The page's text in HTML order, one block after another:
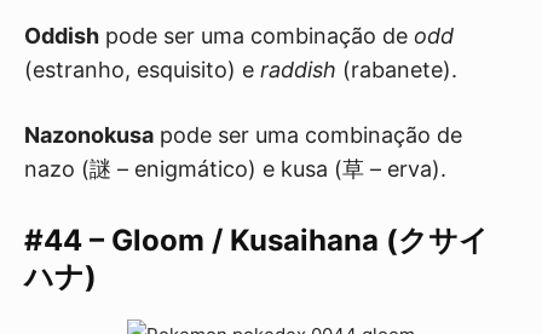
Oddish pode ser uma combinação de odd
(estranho, esquisito) e raddish (rabanete).
Nazonokusa pode ser uma combinação de
nazo (謎 – enigmático) e kusa (草 – erva).
#44 – Gloom / Kusaihana (クサイ
ハナ)